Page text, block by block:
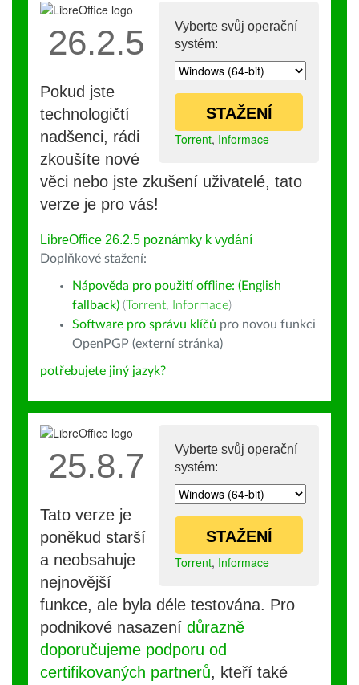
Vyberte svůj operační
systém:
STAŽENÍ
Torrent, Informace
26.2.5
Pokud jste
technologičtí
nadšenci, rádi
zkoušíte nové
věci nebo jste zkušení uživatelé, tato
verze je pro vás!
LibreOffice 26.2.5 poznámky k vydání
Doplňkové stažení:
Nápověda pro použití offline: (English
fallback) (Torrent, Informace)
Software pro správu klíčů pro novou funkci
OpenPGP (externí stránka)
potřebujete jiný jazyk?
Vyberte svůj operační
systém:
STAŽENÍ
Torrent, Informace
25.8.7
Tato verze je
poněkud starší
a neobsahuje
nejnovější
funkce, ale byla déle testována. Pro
podnikové nasazení důrazně
doporučujeme podporu od
certifikovaných partnerů, kteří také